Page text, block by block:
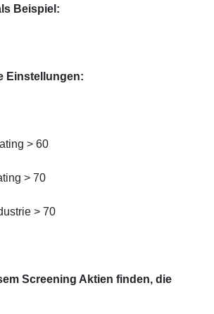
Beispiel:
Einstellungen:
> 60
> 70
> 70
Screening Aktien finden, die